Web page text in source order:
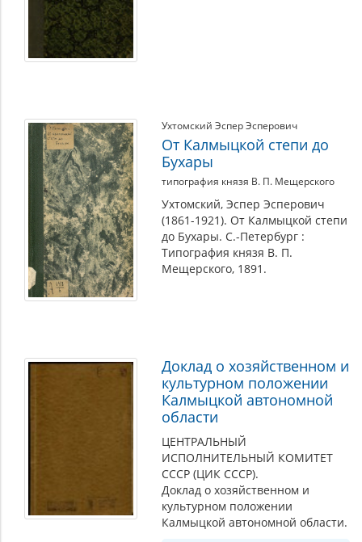
Ухтомский Эспер Эсперович
От Калмыцкой степи до
Бухары
типография князя В. П. Мещерского
Ухтомский, Эспер Эсперович
(1861-1921). От Калмыцкой степи
до Бухары. С.-Петербург :
Типография князя В. П.
Мещерского, 1891.
Доклад о хозяйственном и
культурном положении
Калмыцкой автономной
области
ЦЕНТРАЛЬНЫЙ
ИСПОЛНИТЕЛЬНЫЙ КОМИТЕТ
СССР (ЦИК СССР).
Доклад о хозяйственном и
культурном положении
Калмыцкой автономной области.